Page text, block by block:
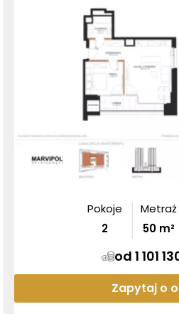
Pokoje
2
Metraż
50 m²
od 1 101
Zapytaj o